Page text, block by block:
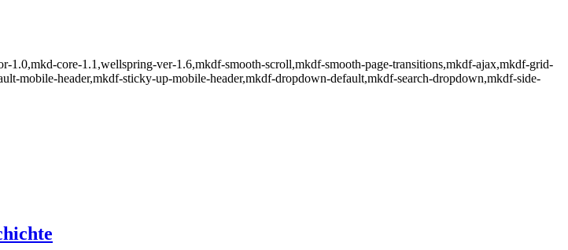
1.0,mkd-core-1.1,wellspring-ver-1.6,mkdf-smooth-scroll,mkdf-smooth-page-transitions,mkdf-ajax,mkdf-grid-
mobile-header,mkdf-sticky-up-mobile-header,mkdf-dropdown-default,mkdf-search-dropdown,mkdf-side-